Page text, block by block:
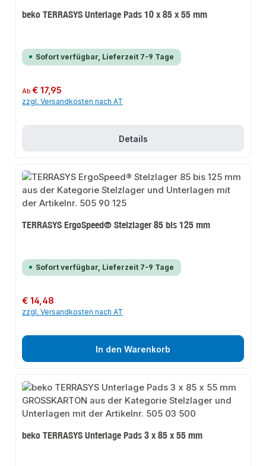
beko TERRASYS Unterlage Pads 10 x 85 x 55 mm
Sofort verfügbar, Lieferzeit 7-9 Tage
Regulärer Preis:
Ab€ 17,95
zzgl. Versandkosten nach AT
Details
TERRASYS ErgoSpeed® Stelzlager 85 bis 125 mm
Sofort verfügbar, Lieferzeit 7-9 Tage
Regulärer Preis:
€ 14,48
zzgl. Versandkosten nach AT
In den Warenkorb
beko TERRASYS Unterlage Pads 3 x 85 x 55 mm